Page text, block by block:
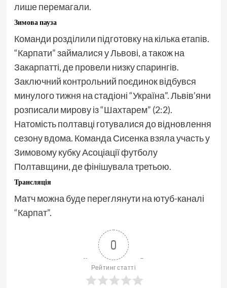
лише перемагали.
Зимова пауза
Команди розділили підготовку на кілька етапів.
“Карпати” займалися у Львові, а також на
Закарпатті, де провели низку спарингів.
Заключний контрольний поєдинок відбувся
минулого тижня на стадіоні “Україна”. Львів’яни
розписали мирову із “Шахтарем” (2:2).
Натомість полтавці готувалися до відновлення
сезону вдома. Команда Сисенка взяла участь у
Зимовому кубку Асоціації футболу
Полтавщини, де фінішувала третьою.
Трансляція
Матч можна буде переглянути на ютуб-каналі
“Карпат”.
0
Рейтинг статті